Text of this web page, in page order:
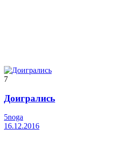
7
Доигрались
5noga
16.12.2016